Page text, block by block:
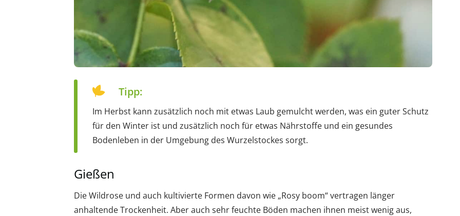
Tipp:
Im Herbst kann zusätzlich noch mit etwas Laub gemulcht werden, was ein guter Schutz
für den Winter ist und zusätzlich noch für etwas Nährstoffe und ein gesundes
Bodenleben in der Umgebung des Wurzelstockes sorgt.
Gießen
Die Wildrose und auch kultivierte Formen davon wie „Rosy boom“ vertragen länger
anhaltende Trockenheit. Aber auch sehr feuchte Böden machen ihnen meist wenig aus,